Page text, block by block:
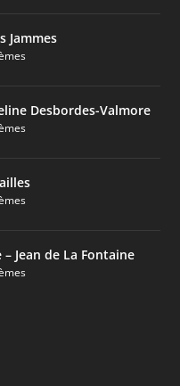
Jammes
Desbordes-Valmore
– Jean de La Fontaine